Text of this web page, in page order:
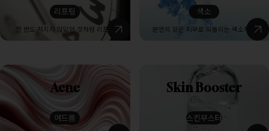
리프팅
한 번도 처지지 않았던 것처럼 리프팅
색소
본연의 맑은 피부로 되돌리는 색소치료
Acne
여드름
Skin Booster
스킨부스터